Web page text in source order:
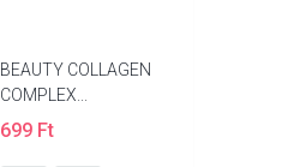
BEAUTY COLLAGEN
COMPLEX...
699 Ft